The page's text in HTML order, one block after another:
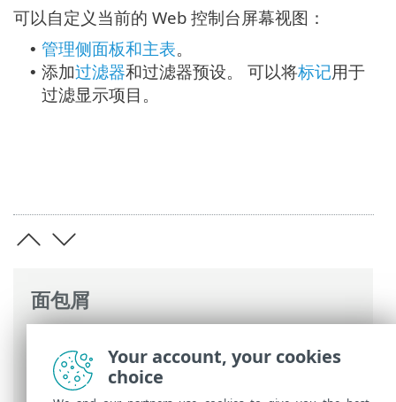
面包屑
使用 ESET PROTECT On-Prem> ESET
PROTECT On-Prem 主菜单
可以自定义当前的 Web 控制台屏幕视图：
• 管理侧面板和主表。
• 添加过滤器和过滤器预设。 可以将标记用于
过滤显示项目。
Your account, your cookies
choice